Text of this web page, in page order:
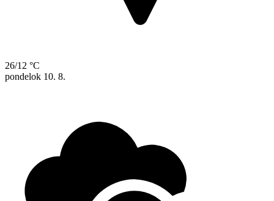
26/12 °C
pondelok 10. 8.